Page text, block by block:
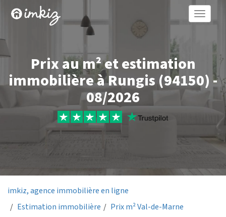
Toggle
Prix au m² et estimation
immobilière à Rungis (94150) -
08/2026
imkiz, agence immobilière en ligne
Estimation immobilière
Prix m² Val-de-Marne